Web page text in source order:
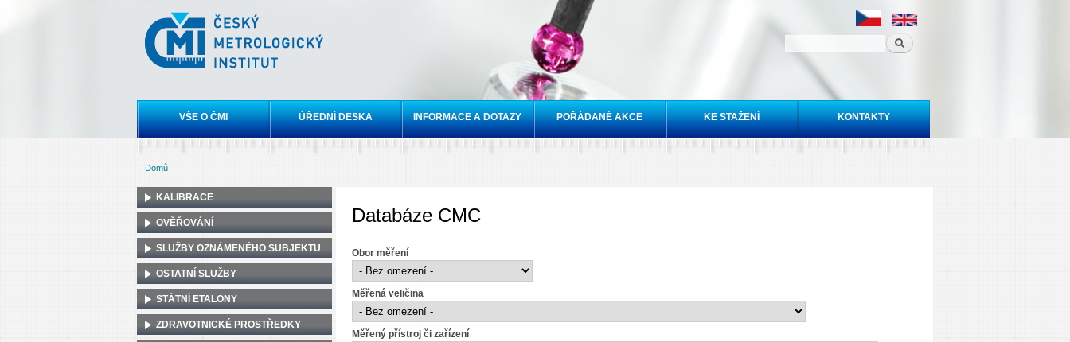
Český
metrologický
institut
Hlavní menu
VŠE O ČMI ÚŘEDNÍ DESKA INFORMACE A DOTAZY POŘÁDANÉ AKCE KE STAŽENÍ KONTAKTY
Domů
Databáze CMC
Obor měření
Měřená veličina
Měřený přístroj či zařízení
KALIBRACE
OVĚŘOVÁNÍ
SLUŽBY OZNÁMENÉHO SUBJEKTU
OSTATNÍ SLUŽBY
STÁTNÍ ETALONY
ZDRAVOTNICKÉ PROSTŘEDKY